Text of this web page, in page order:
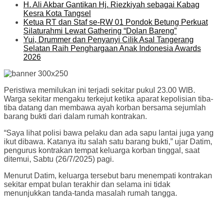
H. Ali Akbar Gantikan Hj. Riezkiyah sebagai Kabag
Kesra Kota Tangsel
Ketua RT dan Staf se-RW 01 Pondok Betung Perkuat
Silaturahmi Lewat Gathering “Dolan Bareng”
Yui, Drummer dan Penyanyi Cilik Asal Tangerang
Selatan Raih Penghargaan Anak Indonesia Awards
2026
Peristiwa memilukan ini terjadi sekitar pukul 23.00 WIB.
Warga sekitar mengaku terkejut ketika aparat kepolisian tiba-
tiba datang dan membawa ayah korban bersama sejumlah
barang bukti dari dalam rumah kontrakan.
“Saya lihat polisi bawa pelaku dan ada sapu lantai juga yang
ikut dibawa. Katanya itu salah satu barang bukti,” ujar Datim,
pengurus kontrakan tempat keluarga korban tinggal, saat
ditemui, Sabtu (26/7/2025) pagi.
Menurut Datim, keluarga tersebut baru menempati kontrakan
sekitar empat bulan terakhir dan selama ini tidak
menunjukkan tanda-tanda masalah rumah tangga.